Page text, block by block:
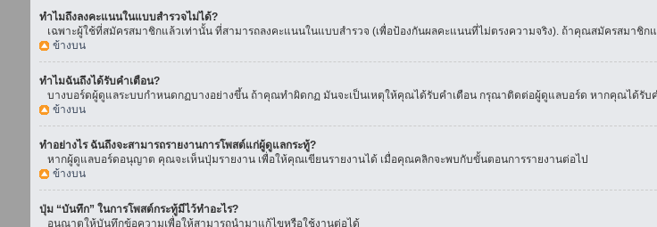
ทำไมถึงลงคะแนนในแบบสำรวจไม่ได้?
เฉพาะผู้ใช้ที่สมัครสมาชิกแล้วเท่านั้น ที่สามารถลงคะแนนในแบบสำรวจ (เพื่อป้องกันผลคะแนนที่ไม่ตรงความจริง). ถ้าคุณสมัครสมาชิ
ข้างบน
ทำไมฉันถึงได้รับคำเตือน?
บางบอร์ดผู้ดูแลระบบกำหนดกฏบางอย่างขึ้น ถ้าคุณทำผิดกฏ มันจะเป็นเหตุให้คุณได้รับคำเตือน กรุณาติดต่อผู้ดูแลบอร์ด หากคุณได้รับ
ข้างบน
ทำอย่างไร ฉันถึงจะสามารถรายงานการโพสต์แก่ผู้ดูแลกระทู้?
หากผู้ดูแลบอร์ดอนุญาต คุณจะเห็นปุ่มรายงาน เพื่อให้คุณเขียนรายงานได้ เมื่อคุณคลิกจะพบกับขั้นตอนการรายงานต่อไป
ข้างบน
ปุ่ม “บันทึก” ในการโพสต์กระทู้มีไว้ทำอะไร?
อนุณาตให้บันทึกข้อความเพื่อให้สามารถนำมาแก้ไขหรือใช้งานต่อได้